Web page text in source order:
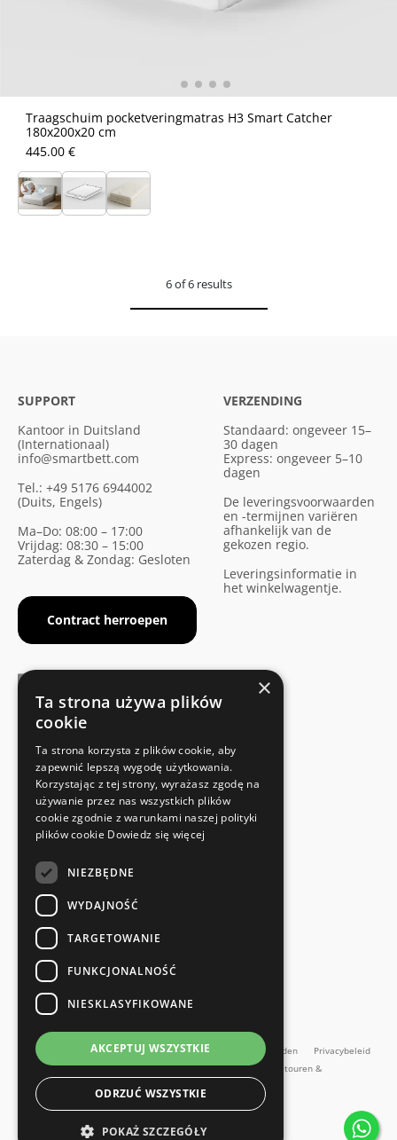
Traagschuim pocketveringmatras H3 Smart Catcher
180x200x20 cm
445.00 €
6 of 6 results
SUPPORT
Kantoor in Duitsland
(Internationaal)
info@smartbett.com
Tel.: +49 5176 6944002
(Duits, Engels)
Ma–Do: 08:00 – 17:00
Vrijdag: 08:30 – 15:00
Zaterdag & Zondag: Gesloten
Contract herroepen
VERZENDING
Standaard: ongeveer 15–
30 dagen
Express: ongeveer 5–10
dagen
De leveringsvoorwaarden
en -termijnen variëren
afhankelijk van de
gekozen regio.
Leveringsinformatie in
het winkelwagentje.
Voldoet aan de veiligheidsnormen
SNELLE EN EENVOUDIGE RETOUR
Retourservice
RECHTSTREEKS VAN DE FABRIKANT
Speciale kwaliteitscontrole
Impressum Algemene Voorwaarden Algemene voorwaarden
Privacybeleid
Contact
Retourbeleid Online herroepingsformulier
Retouren &
Reparaties
Alle prijzen incl. BTW
Copyright SMARTBett GmbH © 2026
en meer...
×
Ta strona używa plików
cookie
Ta strona korzysta z plików cookie, aby
zapewnić lepszą wygodę użytkowania.
Korzystając z tej strony, wyrażasz zgodę na
używanie przez nas wszystkich plików
cookie zgodnie z warunkami naszej polityki
plików cookie Dowiedz się więcej
NIEZBĘDNE
WYDAJNOŚĆ
TARGETOWANIE
FUNKCJONALNOŚĆ
NIESKLASYFIKOWANE
AKCEPTUJ WSZYSTKIE
ODRZUĆ WSZYSTKIE
POKAŻ SZCZEGÓŁY